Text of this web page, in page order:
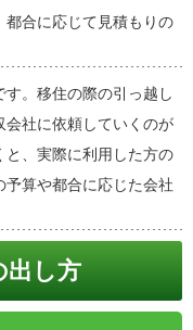
都合に応じて見積もりの
。移住の際の引っ越し
会社に依頼していくのが
と、実際に利用した方の
予算や都合に応じた会社
出し方